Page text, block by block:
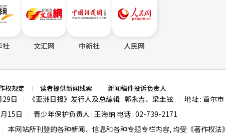
社 文汇网 中新社 人民网
权规定 读者提供新闻线索 新闻稿件投诉负责人
29日 《亚洲日报》发行人及总编辑 : 郭永吉、梁圭铉
地址 : 首尔市
15日
青少年保护负责人 : 王海纳 电话 : 02-739-2171
本网站所刊登的各种新闻、信息和各种专题专栏内容, 均受《著作权法》